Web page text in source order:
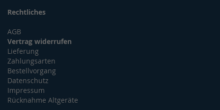
Rechtliches
AGB
Vertrag widerrufen
Lieferung
Zahlungsarten
Bestellvorgang
Datenschutz
Impressum
Rücknahme Altgeräte